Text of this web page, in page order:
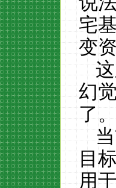
宅
变
幻
了。
目
用